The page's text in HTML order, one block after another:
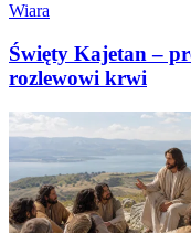
Wiara
Święty Kajetan –
rozlewowi krwi